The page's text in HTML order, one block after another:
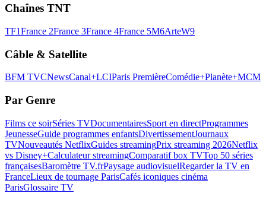
Chaînes TNT
TF1France 2France 3France 4France 5M6ArteW9
Câble & Satellite
BFM TVCNewsCanal+LCIParis PremièreComédie+Planète+MCM
Par Genre
Films ce soirSéries TVDocumentairesSport en directProgrammes
JeunesseGuide programmes enfantsDivertissementJournaux
TVNouveautés NetflixGuides streamingPrix streaming 2026Netflix
vs Disney+Calculateur streamingComparatif box TVTop 50 séries
françaisesBaromètre TV.frPaysage audiovisuelRegarder la TV en
FranceLieux de tournage ParisCafés iconiques cinéma
ParisGlossaire TV